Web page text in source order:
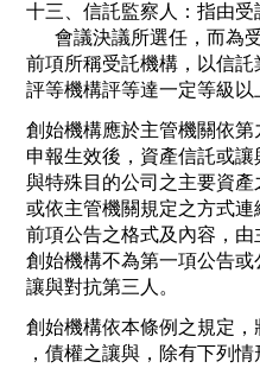
十三、信託監察人：指由
會議決議所選任，而
前項所稱受託機構，以信
創始機構應於主管機關依
申報生效後，資產信託或
與特殊目的公司之主要資
或依主管機關規定之方式連
前項公告之格式及內容，
創始機構不為第一項公告
創始機構依本條例之規定
，債權之讓與，除有下列